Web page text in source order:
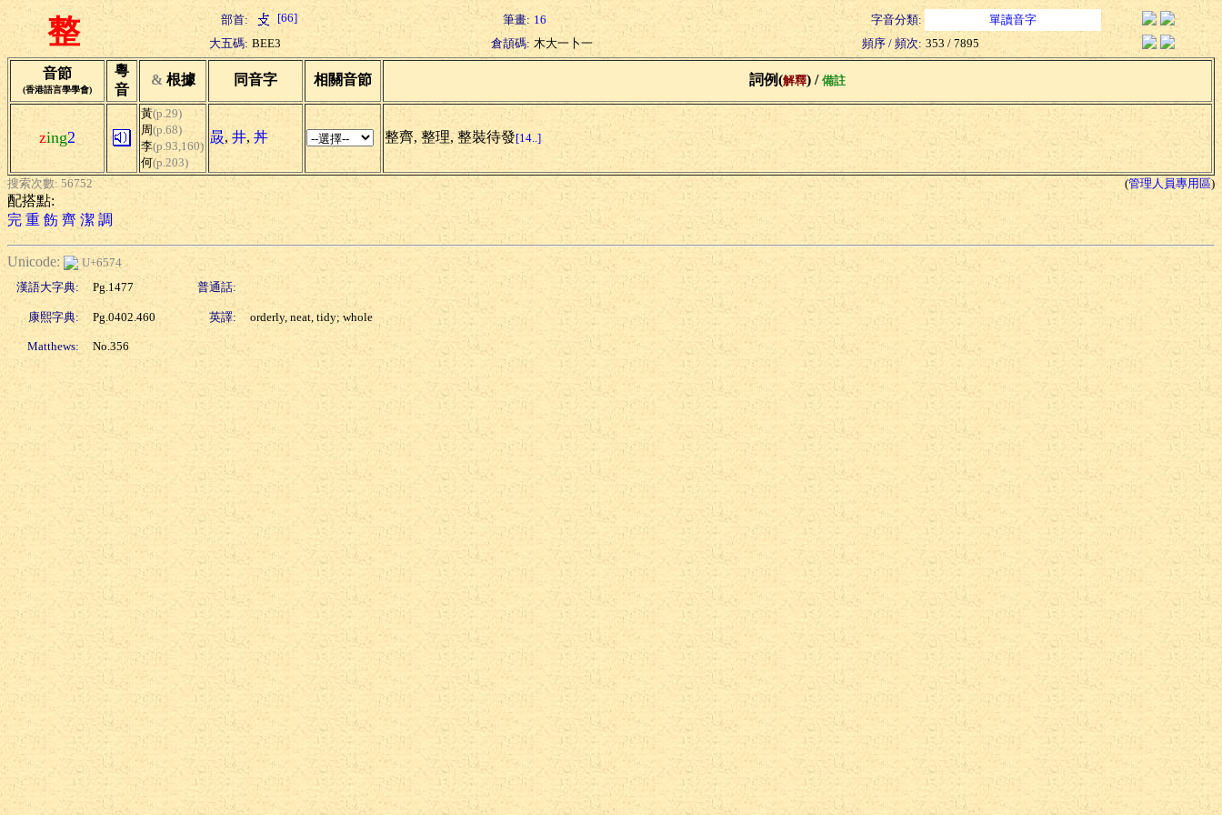
整 部首: [66] 筆畫: 16 字音分類:
單讀音字
大五碼: BEE3 倉頡碼: 木大一卜一 頻序 / 頻次: 353 / 7895
音節
(香港語言學學會)
粵
音
& 根據 同音字 相關音節 詞例(解釋) / 備註
zing2
黃(p.29)
周(p.68)
李(p.93,160)
何(p.203)
晸, 井, 丼 整齊, 整理, 整裝待發[14..]
搜索次數: 56752 (管理人員專用區)
配搭點:
完 重 飭 齊 潔 調
Unicode:
U+6574
漢語大字典:
Pg.1477 普通話:
康熙字典: Pg.0402.460 英譯: orderly, neat, tidy; whole
Matthews: No.356